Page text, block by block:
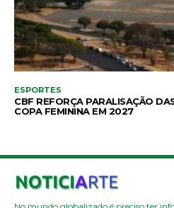
ESPORTES
CBF REFORÇA PARALISAÇÃO
COPA FEMININA EM 2027